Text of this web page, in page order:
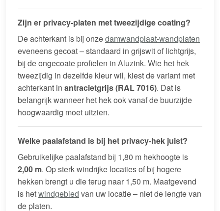
Zijn er privacy-platen met tweezijdige coating?
De achterkant is bij onzedamwandplaat-wandplaten
eveneens gecoat – standaard in grijswit of lichtgrijs,
bij de ongecoate profielen in Aluzink. Wie het hek
tweezijdig in dezelfde kleur wil, kiest de variant met
achterkant in antracietgrijs (RAL 7016). Dat is
belangrijk wanneer het hek ook vanaf de buurzijde
hoogwaardig moet uitzien.
Welke paalafstand is bij het privacy-hek juist?
Gebruikelijke paalafstand bij 1,80 m hekhoogte is
2,00 m. Op sterk windrijke locaties of bij hogere
hekken brengt u die terug naar 1,50 m. Maatgevend
is hetwindgebied van uw locatie – niet de lengte van
de platen.